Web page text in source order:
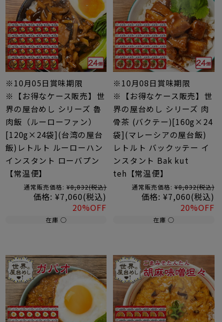
※10月05日賞味期限
※【お得なケース販売】世
界の屋台めし シリーズ 魯
肉飯（ルーローファン）
[120g×24袋](台湾の屋台
飯)レトルト ルーローハン
インスタント ローバプン
【常温便】
通常販売価格: ¥8,832(税込)
価格: ¥7,060(税込)
20%OFF
在庫 ○
※10月08日賞味期限
※【お得なケース販売】世
界の屋台めし シリーズ 肉
骨茶 (バクテー)[160g×24
袋](マレーシアの屋台飯)
レトルト バックッテー イ
ンスタント Bak kut
teh【常温便】
通常販売価格: ¥8,832(税込)
価格: ¥7,060(税込)
20%OFF
在庫 ○